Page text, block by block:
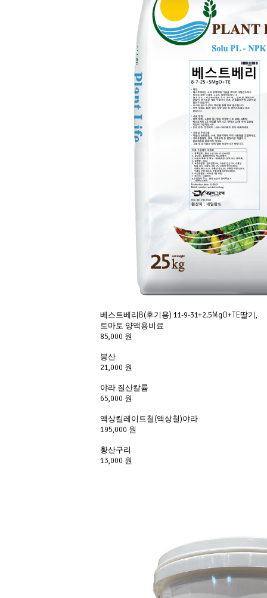
베스트베리B(후기용) 11-9-31+2.5MgO+TE딸기,
토마토 양액용비료
85,000 원
붕산
21,000 원
야라 질산칼륨
65,000 원
액상킬레이트철(액상철)야라
195,000 원
황산구리
13,000 원